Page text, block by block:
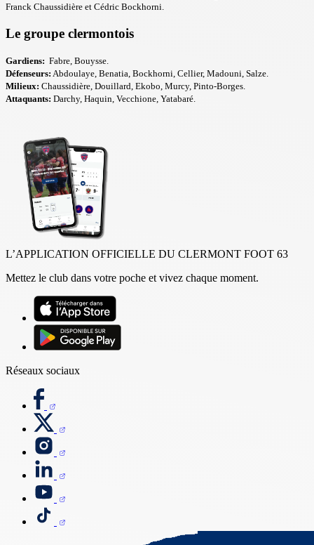
Franck Chaussidière et Cédric Bockhorni.
Le groupe clermontois
Gardiens: Fabre, Bouysse.
Défenseurs: Abdoulaye, Benatia, Bockhorni, Cellier, Madouni, Salze.
Milieux: Chaussidière, Douillard, Ekobo, Murcy, Pinto-Borges.
Attaquants: Darchy, Haquin, Vecchione, Yatabaré.
L’APPLICATION OFFICIELLE DU CLERMONT FOOT 63
Mettez le club dans votre poche et vivez chaque moment.
Réseaux sociaux